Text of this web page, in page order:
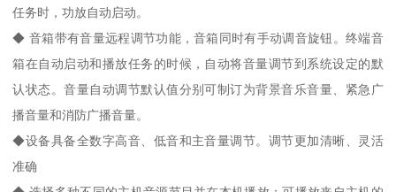
任务时，功放自动启动。
◆ 音箱带有音量远程调节功能，音箱同时有手动调音旋钮。终端音
箱在自动启动和播放任务的时候，自动将音量调节到系统设定的默
认状态。音量自动调节默认值分别可制订为背景音乐音量、紧急广
播音量和消防广播音量。
◆设备具备全数字高音、低音和主音量调节。调节更加清晰、灵活
准确